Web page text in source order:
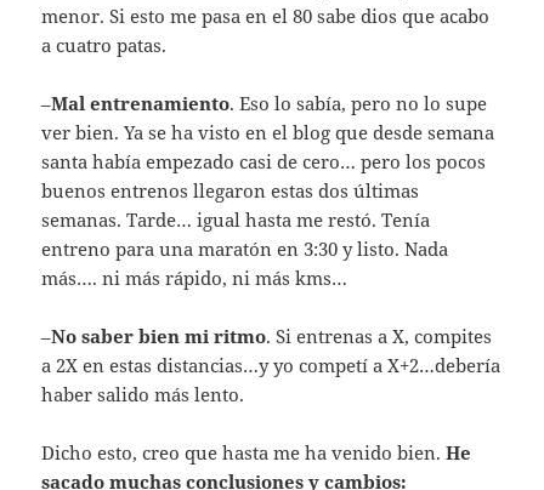
menor. Si esto me pasa en el 80 sabe dios que acabo
a cuatro patas.
–Mal entrenamiento. Eso lo sabía, pero no lo supe
ver bien. Ya se ha visto en el blog que desde semana
santa había empezado casi de cero… pero los pocos
buenos entrenos llegaron estas dos últimas
semanas. Tarde… igual hasta me restó. Tenía
entreno para una maratón en 3:30 y listo. Nada
más…. ni más rápido, ni más kms…
–No saber bien mi ritmo. Si entrenas a X, compites
a 2X en estas distancias…y yo competí a X+2…debería
haber salido más lento.
Dicho esto, creo que hasta me ha venido bien.He
sacado muchas conclusiones y cambios: